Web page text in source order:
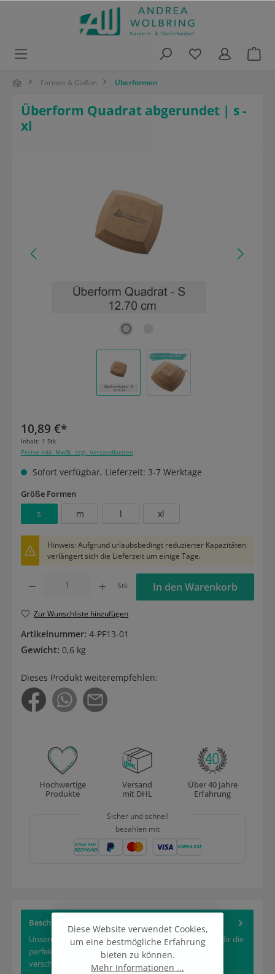
Formen & Gießen Überformen
Überform Quadrat abgerundet | s -
xl
10,89 €*
Inhalt: 1 Stk
Preise inkl. MwSt. zzgl. Versandkosten
Sofort verfügbar, Lieferzeit: 3-7 Werktage
Größe Formenauswählen
s m l xl
Hinweis: Aufgrund urlaubsbedingt reduzierter Kapazitäten
verlängert sich die Lieferzeit um einige Tage.
Produkt Anzahl: Gib den gewünschten Wert ein oder benutze die Schaltflächen um
Stk In den Warenkorb
Zur Wunschliste hinzufügen
Artikelnummer: 4-PF13-01
Gewicht: 0,6 kg
Dieses Produkt weiterempfehlen:
Hochwertige
Produkte
Versand
mit DHL
Über 40 Jahre
Erfahrung
Sicher und schnell
bezahlen mit
Beschreibung
Unsere abgerundeten Überformen “Quadrat” bieten dir die
perfekte Basis, um organische, fließende Schalen in
verschiedenen Gr…Mehr
Diese Website verwendet Cookies,
um eine bestmögliche Erfahrung
bieten zu können.
Mehr Informationen ...